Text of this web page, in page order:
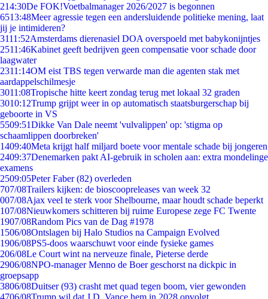
214:30De FOK!Voetbalmanager 2026/2027 is begonnen
6513:48Meer agressie tegen een andersluidende politieke mening, laat
jij je intimideren?
3111:52Amsterdams dierenasiel DOA overspoeld met babykonijntjes
2511:46Kabinet geeft bedrijven geen compensatie voor schade door
laagwater
2311:14OM eist TBS tegen verwarde man die agenten stak met
aardappelschilmesje
3011:08Tropische hitte keert zondag terug met lokaal 32 graden
3010:12Trump grijpt weer in op automatisch staatsburgerschap bij
geboorte in VS
5509:51Dikke Van Dale neemt 'vulvalippen' op: 'stigma op
schaamlippen doorbreken'
1409:40Meta krijgt half miljard boete voor mentale schade bij jongeren
2409:37Denemarken pakt AI-gebruik in scholen aan: extra mondelinge
examens
2509:05Peter Faber (82) overleden
707/08Trailers kijken: de bioscoopreleases van week 32
007/08Ajax veel te sterk voor Shelbourne, maar houdt schade beperkt
107/08Nieuwkomers schitteren bij ruime Europese zege FC Twente
1907/08Random Pics van de Dag #1978
1506/08Ontslagen bij Halo Studios na Campaign Evolved
1906/08PS5-doos waarschuwt voor einde fysieke games
206/08Le Court wint na nerveuze finale, Pieterse derde
2906/08NPO-manager Menno de Boer geschorst na dickpic in
groepsapp
3806/08Duitser (93) crasht met quad tegen boom, vier gewonden
4706/08Trump wil dat J.D. Vance hem in 2028 opvolgt